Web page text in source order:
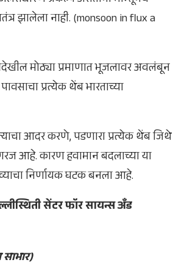
झालेला नाही. (monsoon in flux a
मोठ्या प्रमाणात भूजलावर अवलंबून
प्रत्येक थेंब भारताच्या
आदर करणे, पडणारा प्रत्येक थेंब जिथे
आहे. कारण हवामान बदलाच्या या
निर्णायक घटक बनला आहे.
सेंटर फॉर सायन्स अँड